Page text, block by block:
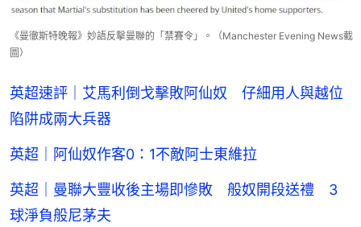
《曼徹斯特晚報》妙語反擊曼聯的「禁賽令」。（Manchester Evening News截
圖）
英超速評｜艾馬利倒戈擊敗阿仙奴 仔細用人與越位
陷阱成兩大兵器
英超｜阿仙奴作客0：1不敵阿士東維拉
英超｜曼聯大豐收後主場即慘敗 般奴開段送禮 3
球淨負般尼茅夫